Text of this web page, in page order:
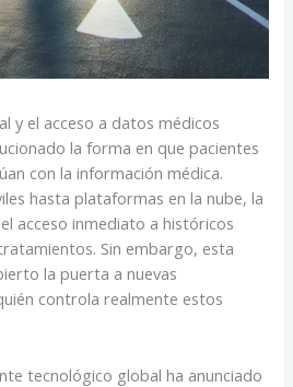
y el acceso a datos médicos
la forma en que pacientes
con la información médica.
hasta plataformas en la nube, la
acceso inmediato a históricos
Sin embargo, esta
la puerta a nuevas
controla realmente estos
tecnológico global ha anunciado